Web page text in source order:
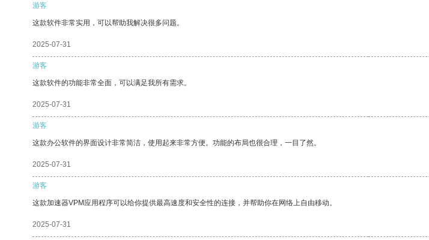
游客
这款软件非常实用，可以帮助我解决很多问题。
2025-07-31
游客
这款软件的功能非常全面，可以满足我所有需求。
2025-07-31
游客
这款办公软件的界面设计非常简洁，使用起来非常方便。功能的布局也很合理，一目了然。
2025-07-31
游客
这款加速器VPM应用程序可以给你提供最高速度和安全性的连接，并帮助你在网络上自由移动。
2025-07-31